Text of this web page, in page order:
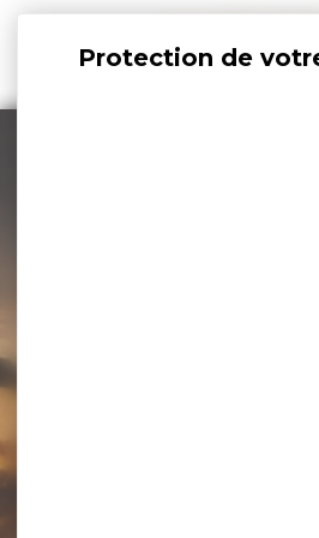
Panneau de gestion des cookies